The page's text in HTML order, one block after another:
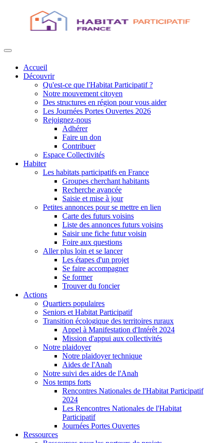
Accueil
Découvrir
Qu'est-ce que l'Habitat Participatif ?
Notre mouvement citoyen
Des structures en région pour vous aider
Les Journées Portes Ouvertes 2026
Rejoignez-nous
Adhérer
Faire un don
Contribuer
Espace Collectivités
Habiter
Les habitats participatifs en France
Groupes cherchant habitants
Recherche avancée
Saisie et mise à jour
Petites annonces pour se mettre en lien
Carte des futurs voisins
Liste des annonces futurs voisins
Saisir une fiche futur voisin
Foire aux questions
Aller plus loin et se lancer
Les étapes d'un projet
Se faire accompagner
Se former
Trouver du foncier
Actions
Quartiers populaires
Seniors et Habitat Participatif
Transition écologique des territoires ruraux
Appel à Manifestation d'Intérêt 2024
Mission d'appui aux collectivités
Notre plaidoyer
Notre plaidoyer technique
Aides de l'Anah
Notre suivi des aides de l'Anah
Nos temps forts
Rencontres Nationales de l'Habitat Participatif
2024
Les Rencontres Nationales de l'Habitat
Participatif
Journées Portes Ouvertes
Ressources